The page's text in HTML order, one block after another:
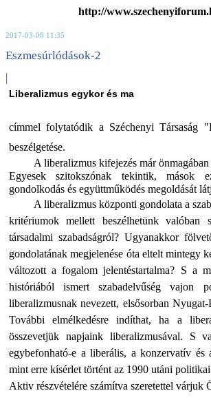
http://
2017-03-08 11:35
Eszmesúrlódások-2
|
Liberalizmus egykor és ma
címmel folytatódik a Széchenyi Társaság
beszélgetése.
A liberalizmus kifejezés már önmagában
Egyesek szitokszónak tekintik, mások
gondolkodás és együttműködés megoldását
A liberalizmus központi gondolata a
kritériumok mellett beszélhetünk valóban
társadalmi szabadságról? Ugyanakkor
gondolatának megjelenése óta eltelt mintegy
változott a fogalom jelentéstartalma? S a
históriából ismert szabadelvűség vajon
liberalizmusnak nevezett, elsősorban
További elmélkedésre indíthat, ha a
összevetjük napjaink liberalizmusával. S
egybefonható-e a liberális, a konzervatív és
mint erre kísérlet történt az 1990 utáni
Aktiv részvételére számítva szeretettel várjuk